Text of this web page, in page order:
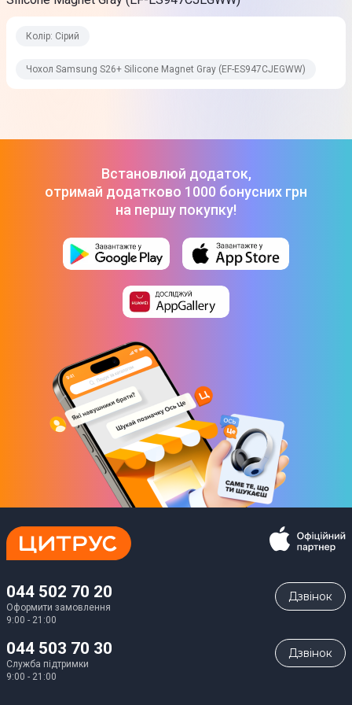
Колір: Сірий
Чохол Samsung S26+ Silicone Magnet Gray (EF-ES947CJEGWW)
Встановлюй додаток,
отримай додатково 1000 бонусних грн
на першу покупку!
044 502 70 20
Оформити замовлення
9:00 - 21:00
Дзвiнок
044 503 70 30
Служба підтримки
9:00 - 21:00
Дзвiнок